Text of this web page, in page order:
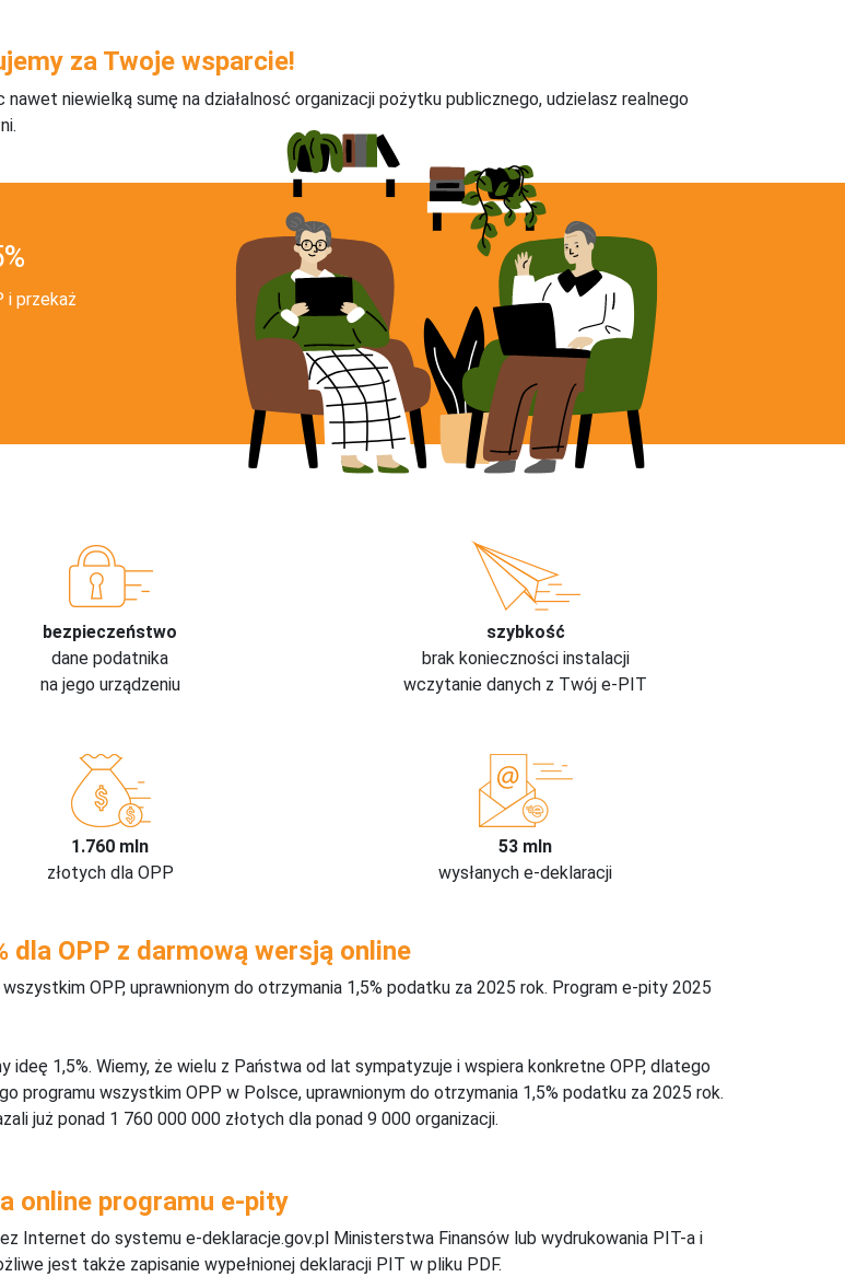
za Twoje wsparcie!
niewielką sumę na działalnosć organizacji pożytku publicznego, udzielasz realnego
i przekaż
bezpieczeństwo
dane podatnika
na jego urządzeniu
szybkość
brak konieczności instalacji
wczytanie danych z Twój e-PIT
1.760 mln
złotych dla OPP
53 mln
wysłanych e-deklaracji
dla OPP z darmową wersją online
OPP, uprawnionym do otrzymania 1,5% podatku za 2025 rok. Program e-pity 2025
1,5%. Wiemy, że wielu z Państwa od lat sympatyzuje i wspiera konkretne OPP, dlatego
programu wszystkim OPP w Polsce, uprawnionym do otrzymania 1,5% podatku za 2025 rok.
już ponad 1 760 000 000 złotych dla ponad 9 000 organizacji.
online programu e-pity
Internet do systemu e-deklaracje.gov.pl Ministerstwa Finansów lub wydrukowania PIT-a i
jest także zapisanie wypełnionej deklaracji PIT w pliku PDF.